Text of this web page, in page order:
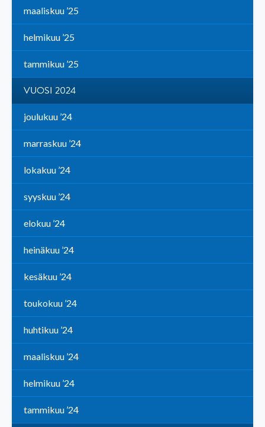
maaliskuu ’25
helmikuu ’25
tammikuu ’25
VUOSI 2024
joulukuu ’24
marraskuu ’24
lokakuu ’24
syyskuu ’24
elokuu ’24
heinäkuu ’24
kesäkuu ’24
toukokuu ’24
huhtikuu ’24
maaliskuu ’24
helmikuu ’24
tammikuu ’24